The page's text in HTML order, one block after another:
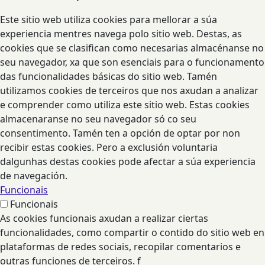
Este sitio web utiliza cookies para mellorar a súa
experiencia mentres navega polo sitio web. Destas, as
cookies que se clasifican como necesarias almacénanse no
seu navegador, xa que son esenciais para o funcionamento
das funcionalidades básicas do sitio web. Tamén
utilizamos cookies de terceiros que nos axudan a analizar
e comprender como utiliza este sitio web. Estas cookies
almacenaranse no seu navegador só co seu
consentimento. Tamén ten a opción de optar por non
recibir estas cookies. Pero a exclusión voluntaria
dalgunhas destas cookies pode afectar a súa experiencia
de navegación.
Funcionais
Funcionais
As cookies funcionais axudan a realizar ciertas
funcionalidades, como compartir o contido do sitio web en
plataformas de redes sociais, recopilar comentarios e
outras funciones de terceiros. f